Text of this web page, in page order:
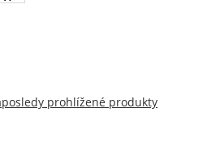
prohlížené produkty